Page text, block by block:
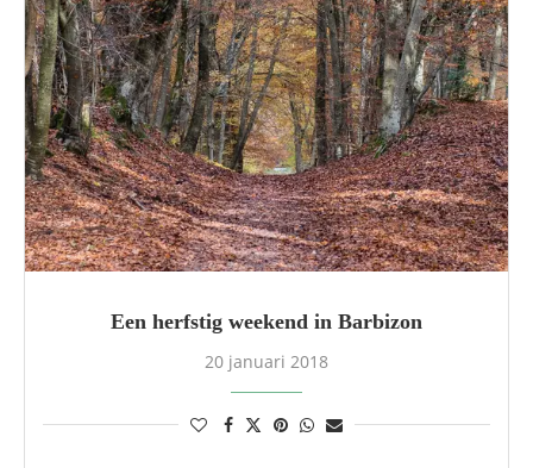
Een herfstig weekend in Barbizon
20 januari 2018